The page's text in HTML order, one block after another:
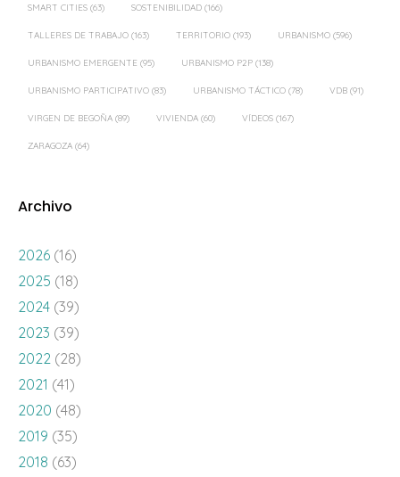
SMART CITIES (63) SOSTENIBILIDAD (166)
TALLERES DE TRABAJO (163) TERRITORIO (193) URBANISMO (596)
URBANISMO EMERGENTE (95) URBANISMO P2P (138)
URBANISMO PARTICIPATIVO (83) URBANISMO TÁCTICO (78) VDB (91)
VIRGEN DE BEGOÑA (89) VIVIENDA (60) VÍDEOS (167)
ZARAGOZA (64)
Archivo
2026 (16)
2025 (18)
2024 (39)
2023 (39)
2022 (28)
2021 (41)
2020 (48)
2019 (35)
2018 (63)